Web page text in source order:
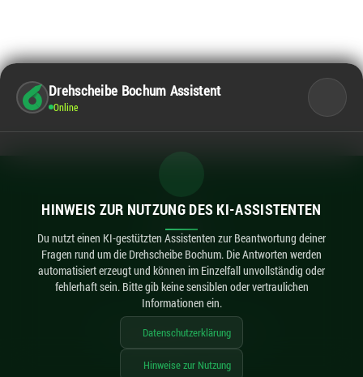
Drehscheibe Bochum Assistent
Online
HINWEIS ZUR NUTZUNG DES KI-ASSISTENTEN
Du nutzt einen KI-gestützten Assistenten zur Beantwortung deiner
Fragen rund um die Drehscheibe Bochum. Die Antworten werden
automatisiert erzeugt und können im Einzelfall unvollständig oder
fehlerhaft sein. Bitte gib keine sensiblen oder vertraulichen
Informationen ein.
Datenschutzerklärung
Hinweise zur Nutzung
Impressum
Datenschutz
Barrierefreiheit
KI-Hinweise
© 2026 Drehscheibe Bochum / made by